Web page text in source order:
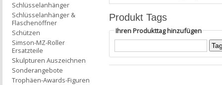
Produkt Tags
Ihren Produkttag hinzufügen
Schlüsselanhänger
Schlüsselanhänger &
Flaschenöffner
Schützen
Simson-MZ-Roller
Ersatzteile
Skulpturen Auszeichnen
Sonderangebote
Trophäen-Awards-Figuren